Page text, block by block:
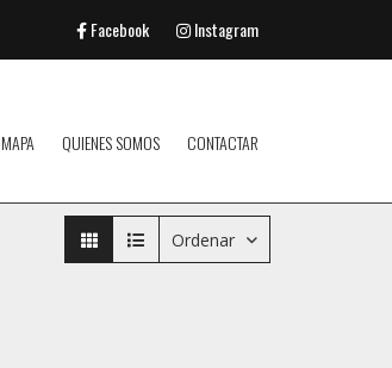
Facebook Instagram
MAPA QUIENES SOMOS CONTACTAR
Ordenar